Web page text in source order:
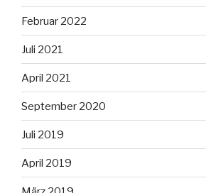
Februar 2022
Juli 2021
April 2021
September 2020
Juli 2019
April 2019